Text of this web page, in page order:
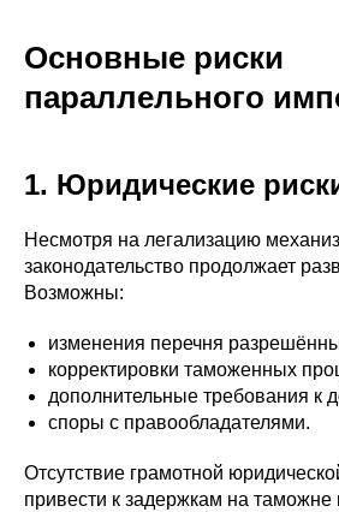
Основные риски
параллельного
1. Юридические
Несмотря на легализацию
законодательство продолжает
Возможны:
изменения перечня
корректировки таможенных
дополнительные требования к
споры с правообладателями.
Отсутствие грамотной
привести к задержкам на